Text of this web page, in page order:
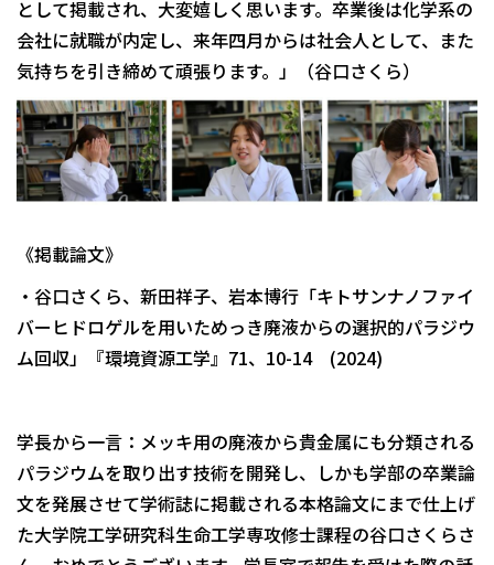
として掲載され、大変嬉しく思います。卒業後は化学系の
会社に就職が内定し、来年四月からは社会人として、また
気持ちを引き締めて頑張ります。」（谷口さくら）
《掲載論文》
・谷口さくら、新田祥子、岩本博行「キトサンナノファイ
バーヒドロゲルを用いためっき廃液からの選択的パラジウ
ム回収」『環境資源工学』71、10-14 (2024)
学長から一言：メッキ用の廃液から貴金属にも分類される
パラジウムを取り出す技術を開発し、しかも学部の卒業論
文を発展させて学術誌に掲載される本格論文にまで仕上げ
た大学院工学研究科生命工学専攻修士課程の谷口さくらさ